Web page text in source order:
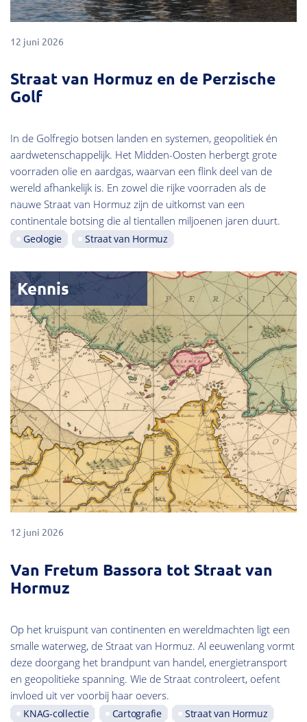
12 juni 2026
Straat van Hormuz en de Perzische
Golf
In de Golfregio botsen landen en systemen, geopolitiek én
aardwetenschappelijk. Het Midden-Oosten herbergt grote
voorraden olie en aardgas, waarvan een flink deel van de
wereld afhankelijk is. En zowel die rijke voorraden als de
nauwe Straat van Hormuz zijn de uitkomst van een
continentale botsing die al tientallen miljoenen jaren duurt.
Geologie Straat van Hormuz
Kennis
12 juni 2026
Van Fretum Bassora tot Straat van
Hormuz
Op het kruispunt van continenten en wereldmachten ligt een
smalle waterweg, de Straat van Hormuz. Al eeuwenlang vormt
deze doorgang het brandpunt van handel, energietransport
en geopolitieke spanning. Wie de Straat controleert, oefent
invloed uit ver voorbij haar oevers.
KNAG-collectie Cartografie Straat van Hormuz